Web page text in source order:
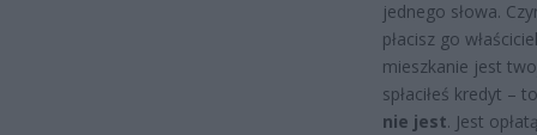
jednego słowa.
płacisz go
mieszkanie jest
spłaciłeś kredyt –
nie jest. Jest